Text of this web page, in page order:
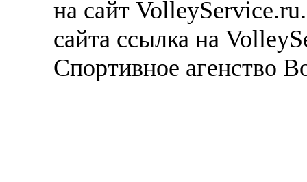
на сайт
сайта ссылка на
Спортивное агенство